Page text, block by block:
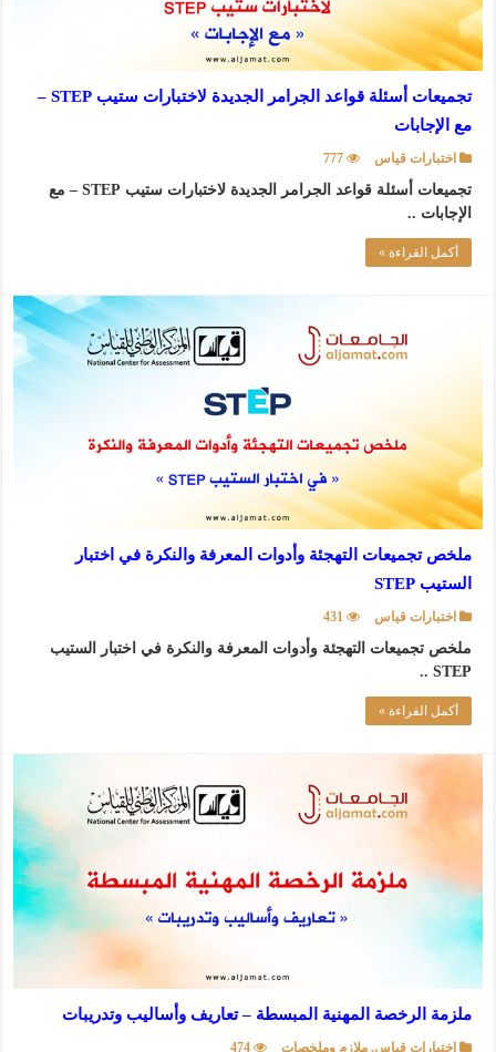
تجميعات أسئلة قواعد الجرامر الجديدة لاختبارات ستيب STEP –
مع الإجابات
اختبارات قياس 777
تجميعات أسئلة قواعد الجرامر الجديدة لاختبارات ستيب STEP – مع
الإجابات ..
أكمل القراءة »
ملخص تجميعات التهجئة وأدوات المعرفة والنكرة في اختبار
الستيب STEP
اختبارات قياس 431
ملخص تجميعات التهجئة وأدوات المعرفة والنكرة في اختبار الستيب
STEP ..
أكمل القراءة »
ملزمة الرخصة المهنية المبسطة – تعاريف وأساليب وتدريبات
اختبارات قياس,ملازم وملخصات 474